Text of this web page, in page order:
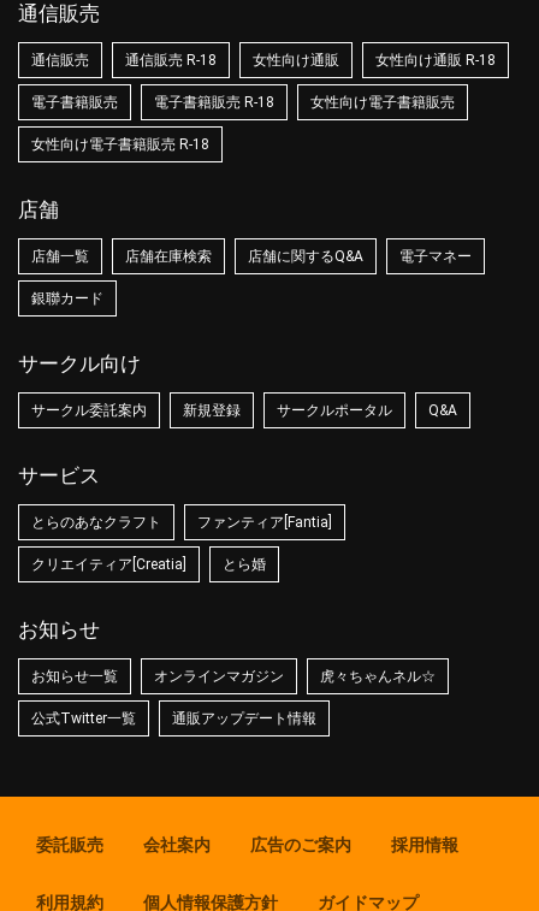
通信販売
通信販売 通信販売 R-18 女性向け通販 女性向け通販 R-18
電子書籍販売 電子書籍販売 R-18 女性向け電子書籍販売
女性向け電子書籍販売 R-18
店舗
店舗一覧 店舗在庫検索 店舗に関するQ&A 電子マネー
銀聯カード
サークル向け
サークル委託案内 新規登録 サークルポータル Q&A
サービス
とらのあなクラフト ファンティア[Fantia]
クリエイティア[Creatia] とら婚
お知らせ
お知らせ一覧 オンラインマガジン 虎々ちゃんネル☆
公式Twitter一覧 通販アップデート情報
委託販売 会社案内 広告のご案内 採用情報
利用規約 個人情報保護方針 ガイドマップ